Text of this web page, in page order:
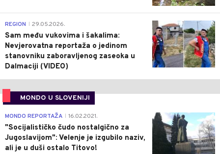
0
REGION 29.05.2026.
Sam među vukovima i šakalima:
Nevjerovatna reportaža o jedinom
stanovniku zaboravljenog zaseoka u
Dalmaciji (VIDEO)
MONDO U SLOVENIJI
4
MONDO REPORTAŽA 16.02.2021.
"Socijalističko čudo nostalgično za
Jugoslavijom": Velenje je izgubilo naziv,
ali je u duši ostalo Titovo!